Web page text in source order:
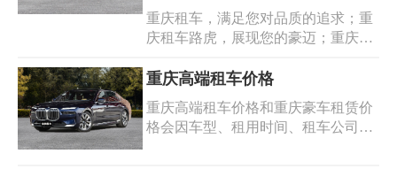
人民币。高端跑车，如法拉利、兰博
基尼等根据具体车型而定，价格通常
参考，实际价格可能因租车公司、车
辆型号、租赁时间和地区等因素而有
所变化。建议在预订前仔细比较不同
公司的报价和服务，以确保获得最优
重庆租车，满足您对品质的追求；重
庆租车路虎，展现您的豪迈；重庆租
宝马，体验动感驾驭；重庆租车奥
尽享尊贵奢华。快来开启您的专属豪
车之旅！在重庆，开启一场极致的驾
重庆高端租车价格
重庆高端租车价格和重庆豪车租赁价
格会因车型、租用时间、租车公司等